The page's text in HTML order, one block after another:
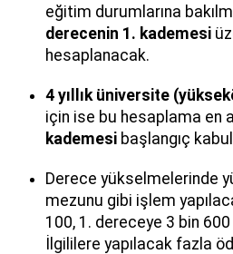
eğitim durumlarına
derecenin 1. kademesi
hesaplanacak.
4 yıllık üniversite
için ise bu hesaplama en
kademesi başlangıç
Derece yükselmelerinde
mezunu gibi işlem
100, 1. dereceye 3 bin
İlgililere yapılacak fazla